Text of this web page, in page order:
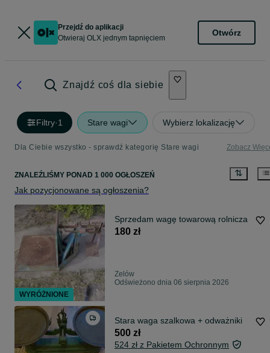
Przejdź do aplikacji
Otwieraj OLX jednym tapnięciem
Otwórz
Znajdź coś dla siebie
Filtry·1 Stare wagi Wybierz lokalizację
Dla Ciebie wszystko - sprawdź kategorię Stare wagi Zobacz
ZNALEŹLIŚMY PONAD 1 000 OGŁOSZEŃ
Jak pozycjonowane są ogłoszenia?
Sprzedam wagę towarową rolnicza
180 zł
Zelów
Odświeżono dnia 06 sierpnia 2026
Stara waga szalkowa + odważniki
500 zł
524 zł z Pakietem Ochronnym
WYRÓŻNIONE